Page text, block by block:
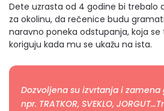
Dete uzrasta od 4 godine bi trebalo
za okolinu, da rečenice budu
naravno poneka odstupanja, koja
koriguju kada mu se ukažu na ista.
Dozvoljena su izvrtanja i
npr. TRATKOR, SVEKLO,